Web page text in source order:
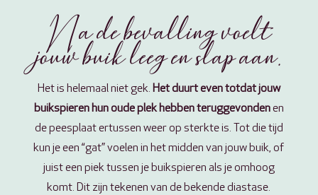
Na de bevalling voelt
jouw buik leeg en slap aan.
Het is helemaal niet gek. Het duurt even totdat jouw
buikspieren hun oude plek hebben teruggevondenen
de peesplaat ertussen weer op sterkte is. Tot die tijd
kun je een “gat” voelen in het midden van jouw buik, of
juist een piek tussen je buikspieren als je omhoog
komt. Dit zijn tekenen van de bekende diastase.